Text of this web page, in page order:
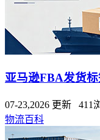
亚马逊FBA发货标
07-23,2026 更新 411
物流百科